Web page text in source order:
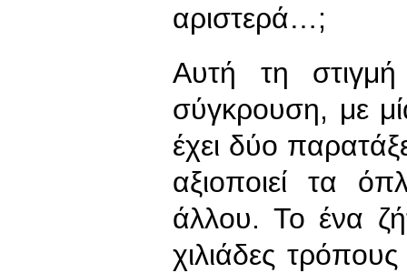
αριστερά…;
Αυτή τη στιγμή
σύγκρουση, με
έχει δύο
αξιοποιεί τα
άλλου. Το ένα
χιλιάδες